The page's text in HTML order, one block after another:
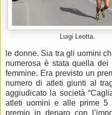
Luigi Leotta.
le donne. Sia tra gli uomini
numerosa è stata quella
femmine. Era previsto un
numero di atleti giunti al
aggiudicato la società
atleti uomini e alle prime 5
premio in denaro con